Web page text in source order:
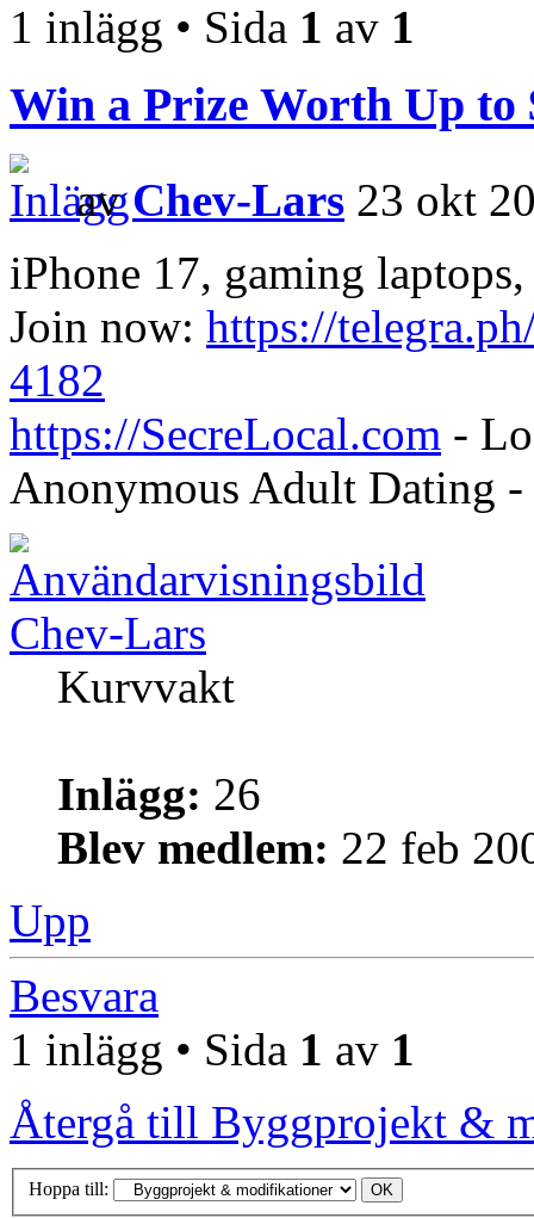
1 inlägg • Sida 1 av 1
Win a Prize Worth Up to
avChev-Lars 23 okt
iPhone 17, gaming
Join now: https://
4182
https://SecreLocal.com -
Anonymous Adult Dating -
Chev-Lars
Kurvvakt
Inlägg: 26
Blev medlem: 22 feb
Upp
Besvara
1 inlägg • Sida 1 av 1
Återgå till Byggprojekt &
Hoppa till: